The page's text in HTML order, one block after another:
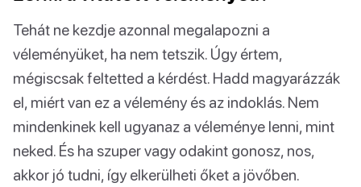
Tehát ne kezdje azonnal megalapozni a
véleményüket, ha nem tetszik. Úgy értem,
mégiscsak feltetted a kérdést. Hadd magyarázzák
el, miért van ez a vélemény és az indoklás. Nem
mindenkinek kell ugyanaz a véleménye lenni, mint
neked. És ha szuper vagy odakint gonosz, nos,
akkor jó tudni, így elkerülheti őket a jövőben.